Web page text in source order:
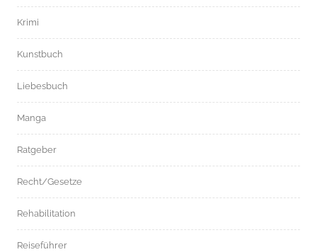
Krimi
Kunstbuch
Liebesbuch
Manga
Ratgeber
Recht/Gesetze
Rehabilitation
Reiseführer